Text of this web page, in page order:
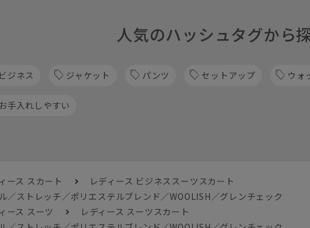
人気のハッシュタグから
ビジネス ジャケット パンツ セットアップ ウォ
お手入れしやすい
ース スカート
レディース ビジネススーツスカート
／ストレッチ／ポリエステルブレンド／WOOLISH／グレンチェック
ース スーツ
レディース スーツスカート